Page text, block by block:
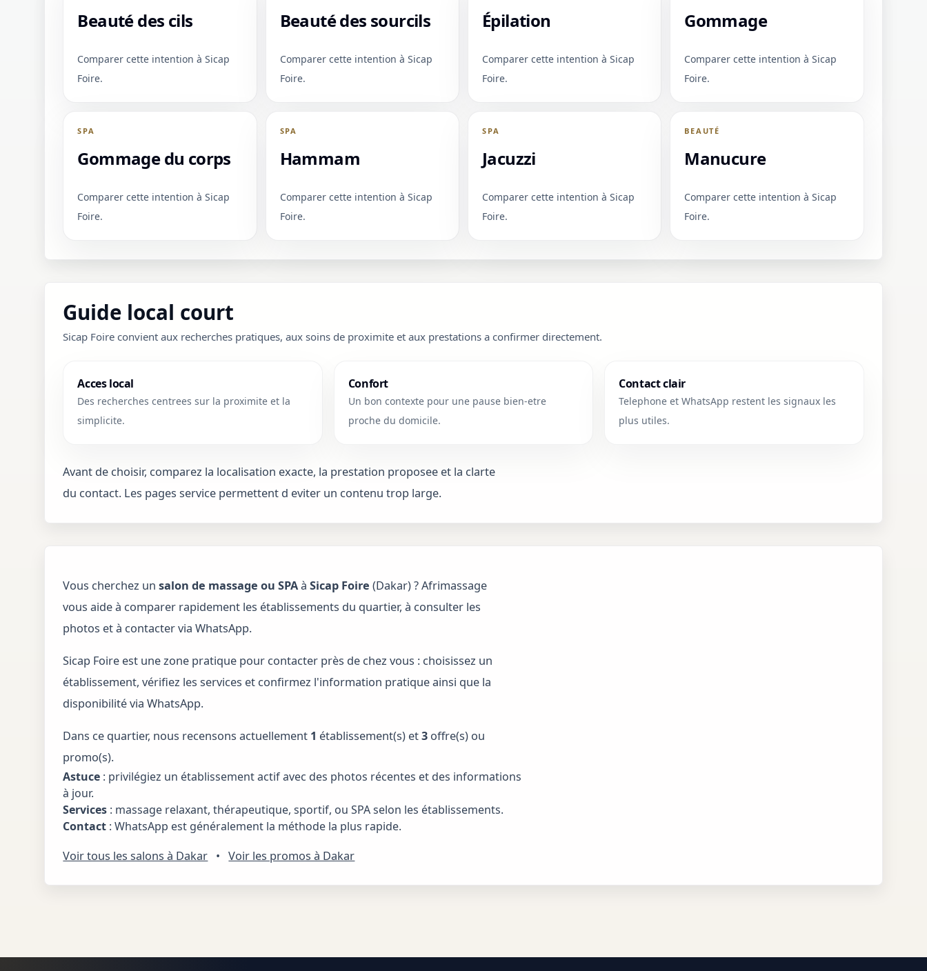
Beauté des cils
Comparer cette intention à Sicap
Foire.
Beauté des sourcils
Comparer cette intention à Sicap
Foire.
Épilation
Comparer cette intention à Sicap
Foire.
Gommage
Comparer cette intention à Sicap
Foire.
SPA
Gommage du corps
Comparer cette intention à Sicap
Foire.
SPA
Hammam
Comparer cette intention à Sicap
Foire.
SPA
Jacuzzi
Comparer cette intention à Sicap
Foire.
BEAUTÉ
Manucure
Comparer cette intention à Sicap
Foire.
Guide local court
Sicap Foire convient aux recherches pratiques, aux soins de proximite et aux prestations a confirmer directement.
Acces local
Des recherches centrees sur la proximite et la
simplicite.
Confort
Un bon contexte pour une pause bien-etre
proche du domicile.
Contact clair
Telephone et WhatsApp restent les signaux les
plus utiles.
Avant de choisir, comparez la localisation exacte, la prestation proposee et la clarte
du contact. Les pages service permettent d eviter un contenu trop large.
Vous cherchez unsalon de massage ou SPAàSicap Foire (Dakar) ? Afrimassage
vous aide à comparer rapidement les établissements du quartier, à consulter les
photos et à contacter via WhatsApp.
Sicap Foire est une zone pratique pour contacter près de chez vous : choisissez un
établissement, vérifiez les services et confirmez l'information pratique ainsi que la
disponibilité via WhatsApp.
Dans ce quartier, nous recensons actuellement 1 établissement(s) et3 offre(s) ou
promo(s).
Astuce : privilégiez un établissement actif avec des photos récentes et des informations
à jour.
Services : massage relaxant, thérapeutique, sportif, ou SPA selon les établissements.
Contact : WhatsApp est généralement la méthode la plus rapide.
Voir tous les salons à Dakar • Voir les promos à Dakar